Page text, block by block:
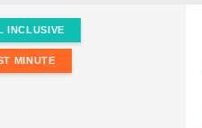
INCLUSIVE
MINUTE